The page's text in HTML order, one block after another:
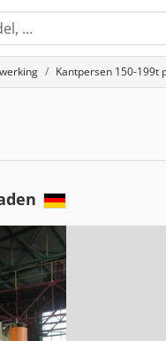
Kantpersen 150-199t